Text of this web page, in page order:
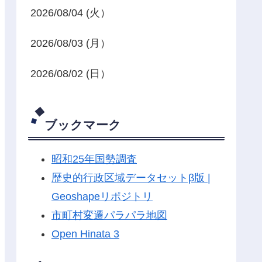
2026/08/04 (火）
2026/08/03 (月）
2026/08/02 (日）
ブックマーク
昭和25年国勢調査
歴史的行政区域データセットβ版 |
Geoshapeリポジトリ
市町村変遷パラパラ地図
Open Hinata 3